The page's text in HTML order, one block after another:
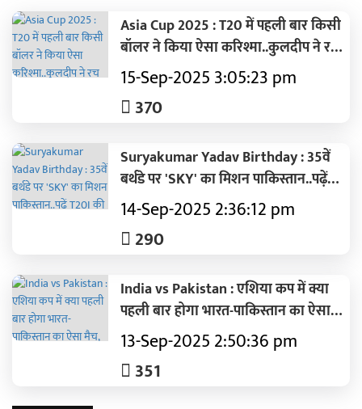
Asia Cup 2025 : T20 में पहली बार किसी
बॉलर ने किया ऐसा करिश्मा..कुलदीप ने रच
दिया इतिहास
15-Sep-2025 3:05:23 pm
370
Suryakumar Yadav Birthday : 35वें
बर्थडे पर 'SKY' का मिशन पाकिस्तान..पढ़ें
T20I की टॉप 5 पारियां
14-Sep-2025 2:36:12 pm
290
India vs Pakistan : एशिया कप में क्या
पहली बार होगा भारत-पाकिस्तान का ऐसा
मैच, बदलेगा इतिहास?
13-Sep-2025 2:50:36 pm
351